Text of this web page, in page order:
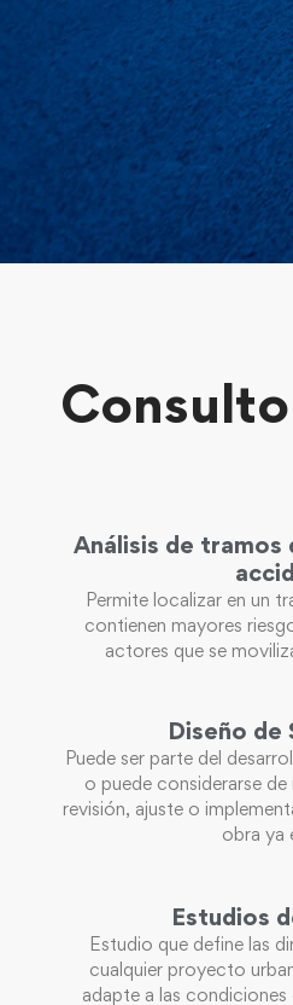
Análisis de
Permite localizar en un
contienen mayores
actores que se
Diseño de
Puede ser parte del
o puede considerarse
revisión, ajuste o
obra ya
Estudios
Estudio que define las
cualquier proyecto
adapte a las